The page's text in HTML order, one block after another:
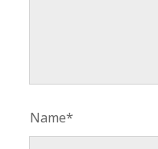
Name*